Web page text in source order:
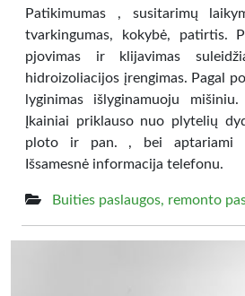
Patikimumas , susitarimų
tvarkingumas, kokybė, patirtis.
pjovimas ir klijavimas
hidroizoliacijos įrengimas. Pagal
lyginimas išlyginamuoju
Įkainiai priklauso nuo plytelių
ploto ir pan. , bei aptariami
Išsamesnė informacija telefonu.
Buities paslaugos, remonto